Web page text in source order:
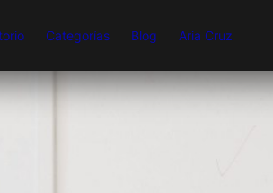
Categorías Blog Aria Cruz